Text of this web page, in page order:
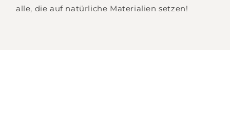
alle, die auf natürliche Materialien setzen!